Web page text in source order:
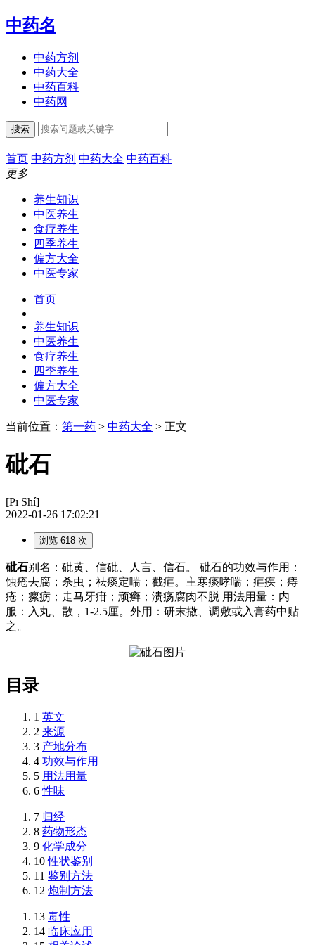
中药名
中药方剂
中药大全
中药百科
中药网
搜索
首页 中药方剂 中药大全 中药百科
更多
养生知识
中医养生
食疗养生
四季养生
偏方大全
中医专家
首页
养生知识
中医养生
食疗养生
四季养生
偏方大全
中医专家
当前位置： 第一药 > 中药大全 > 正文
砒石
[Pī Shí]
2022-01-26 17:02:21
浏览 618 次
砒石别名：砒黄、信砒、人言、信石。 砒石的功效与作用：
蚀疮去腐；杀虫；祛痰定喘；截疟。主寒痰哮喘；疟疾；痔
疮；瘰疬；走马牙疳；顽癣；溃疡腐肉不脱 用法用量：内
服：入丸、散，1-2.5厘。外用：研末撒、调敷或入膏药中贴
之。
目录
1 英文
2 来源
3 产地分布
4 功效与作用
5 用法用量
6 性味
7 归经
8 药物形态
9 化学成分
10 性状鉴别
11 鉴别方法
12 炮制方法
13 毒性
14 临床应用